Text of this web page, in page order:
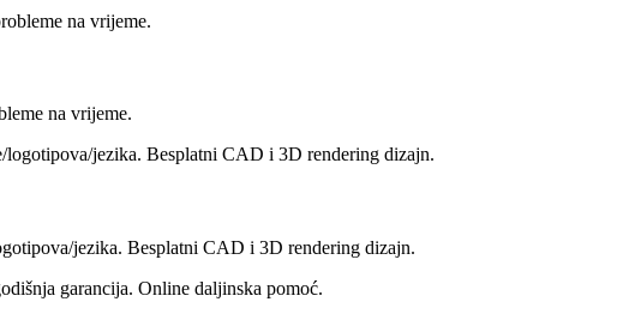
na vrijeme.
jezika. Besplatni CAD i 3D rendering dizajn.